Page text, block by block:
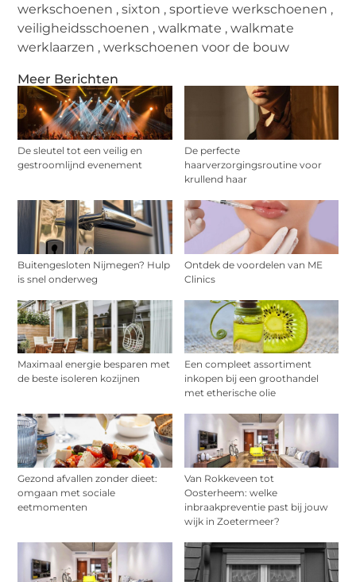
Meer Berichten
De sleutel tot een veilig en
gestroomlijnd evenement
De perfecte
haarverzorgingsroutine voor
krullend haar
Buitengesloten Nijmegen? Hulp
is snel onderweg
Ontdek de voordelen van ME
Clinics
Maximaal energie besparen met
de beste isoleren kozijnen
Een compleet assortiment
inkopen bij een groothandel
met etherische olie
Gezond afvallen zonder dieet:
omgaan met sociale
eetmomenten
Van Rokkeveen tot
Oosterheem: welke
inbraakpreventie past bij jouw
wijk in Zoetermeer?
werkschoenen ,sixton ,sportieve werkschoenen ,
veiligheidsschoenen ,walkmate ,walkmate
werklaarzen ,werkschoenen voor de bouw